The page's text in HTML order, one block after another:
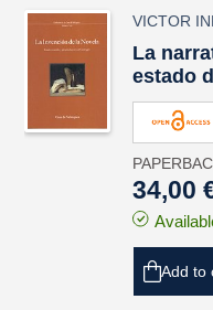
VICTOR
La
estado
34,00
Add to